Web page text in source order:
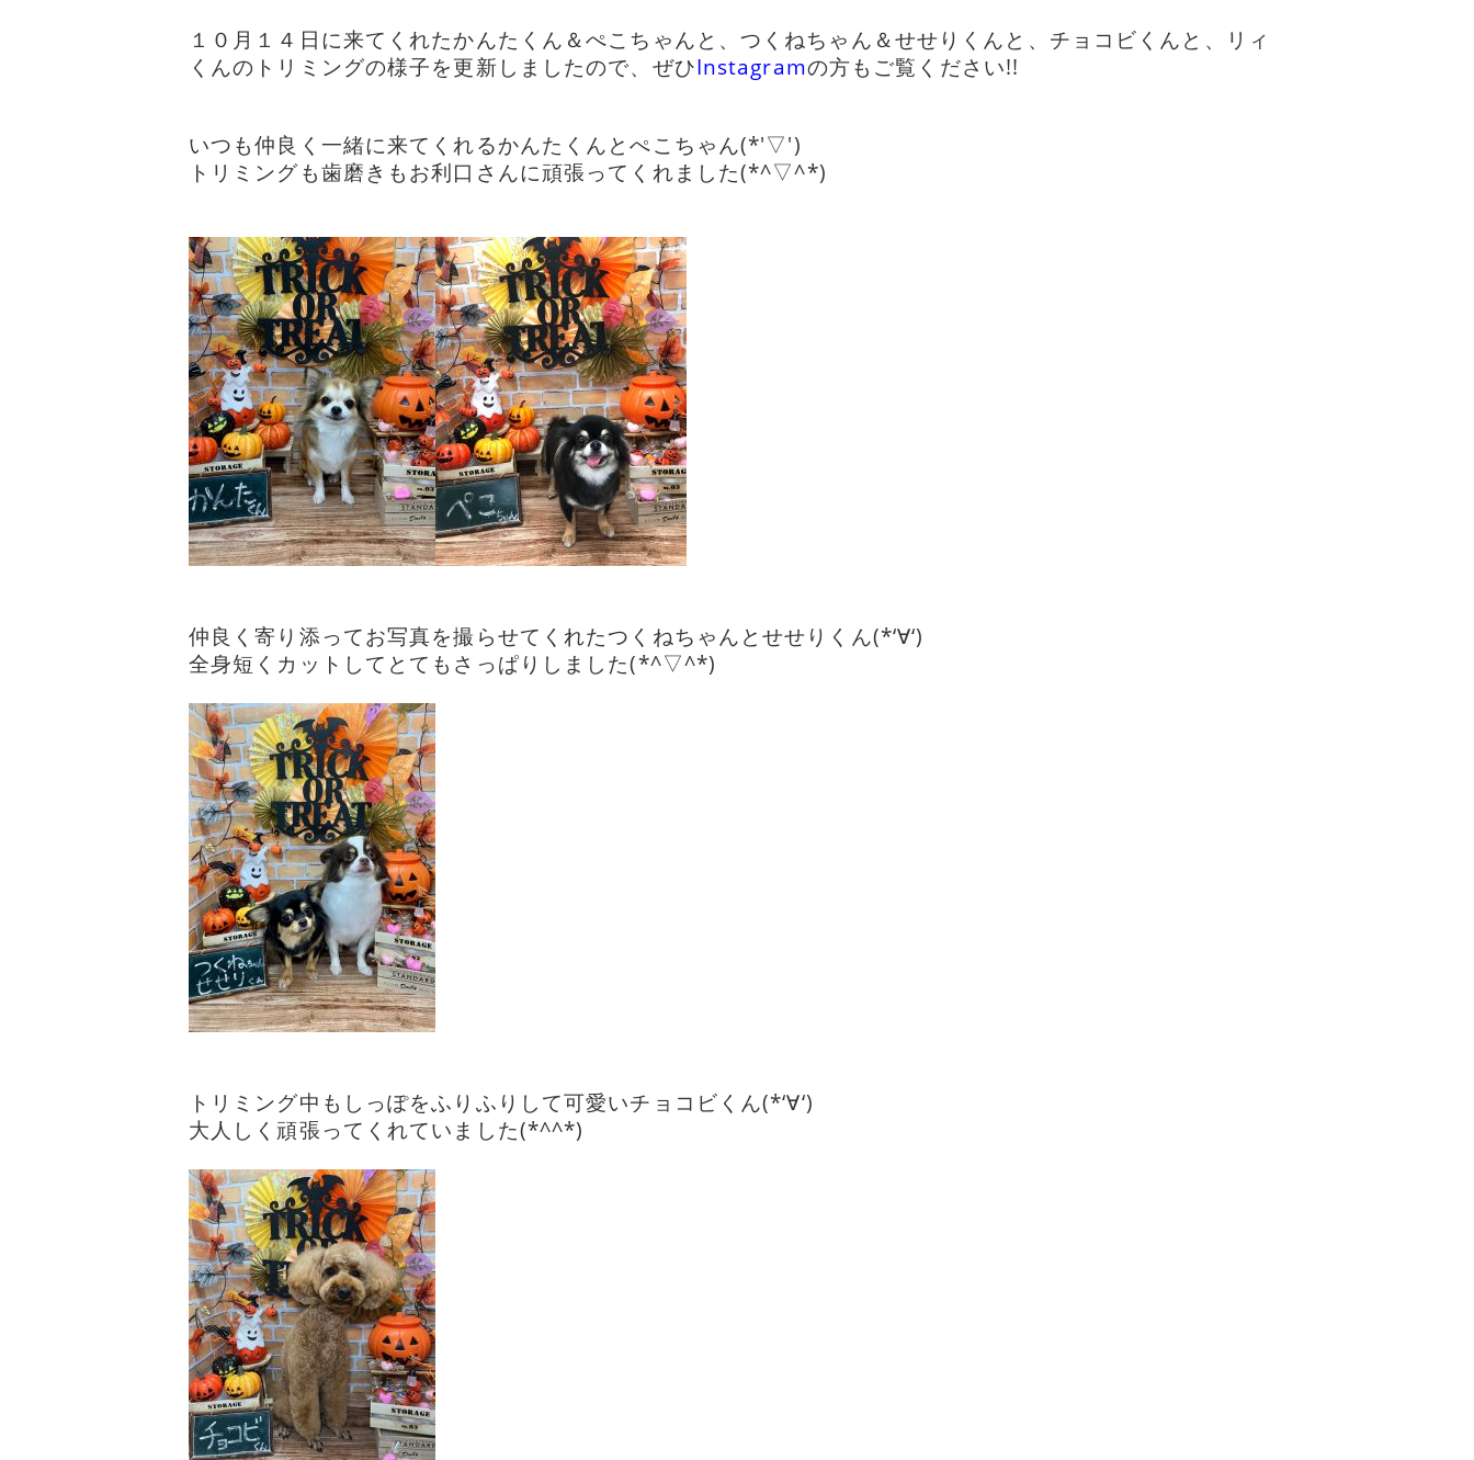
１０月１４日に来てくれたかんたくん＆ぺこちゃんと、つくねちゃん＆せせりくんと、チョコビくんと、リィ
くんのトリミングの様子を更新しましたので、ぜひInstagramの方もご覧ください!!
いつも仲良く一緒に来てくれるかんたくんとぺこちゃん(*'▽')
トリミングも歯磨きもお利口さんに頑張ってくれました(*^▽^*)
仲良く寄り添ってお写真を撮らせてくれたつくねちゃんとせせりくん(*‘∀‘)
全身短くカットしてとてもさっぱりしました(*^▽^*)
トリミング中もしっぽをふりふりして可愛いチョコビくん(*‘∀‘)
大人しく頑張ってくれていました(*^^*)